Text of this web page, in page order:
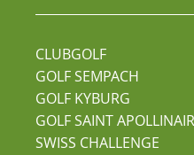
CLUBGOLF
GOLF SEMPACH
GOLF KYBURG
GOLF SAINT
SWISS CHALLENGE